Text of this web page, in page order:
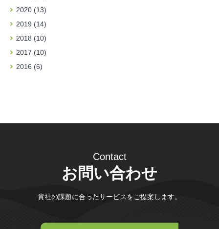
2020 (13)
2019 (14)
2018 (10)
2017 (10)
2016 (6)
Contact
お問い合わせ
貴社の課題に合ったサービスをご提案します。